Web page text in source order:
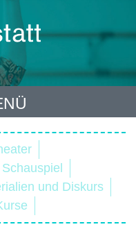
Schauspiel
und Diskurs